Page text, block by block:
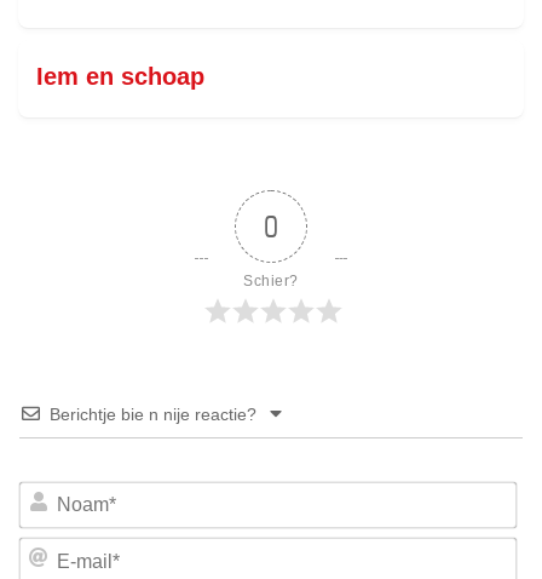
Iem en schoap
0
Schier?
Berichtje bie n nije reactie?
E-